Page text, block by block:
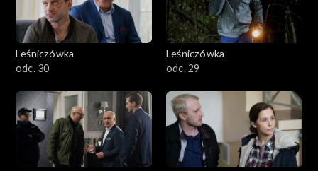
Leśniczówka
odc. 30
Leśniczówka
odc. 29